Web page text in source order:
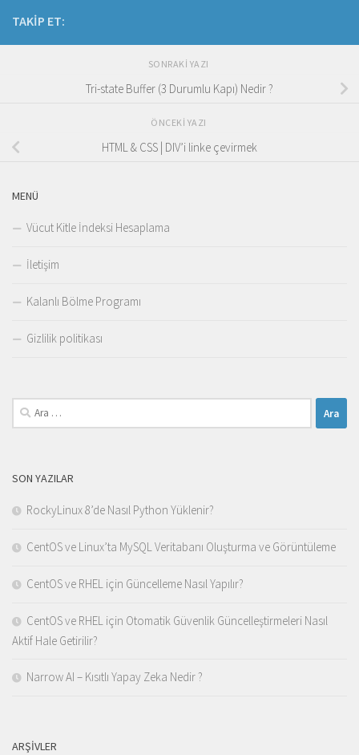
TAKIP ET:
SONRAKI YAZI
Tri-state Buffer (3 Durumlu Kapı) Nedir ?
ÖNCEKI YAZI
HTML & CSS | DIV’i linke çevirmek
MENÜ
Vücut Kitle İndeksi Hesaplama
İletişim
Kalanlı Bölme Programı
Gizlilik politikası
Arama:
SON YAZILAR
RockyLinux 8’de Nasıl Python Yüklenir?
CentOS ve Linux’ta MySQL Veritabanı Oluşturma ve Görüntüleme
CentOS ve RHEL için Güncelleme Nasıl Yapılır?
CentOS ve RHEL için Otomatik Güvenlik Güncelleştirmeleri Nasıl
Aktif Hale Getirilir?
Narrow AI – Kısıtlı Yapay Zeka Nedir ?
ARŞIVLER